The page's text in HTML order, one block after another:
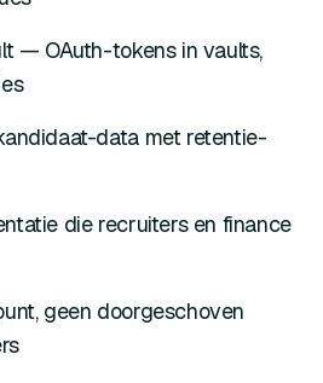
— OAuth-tokens in vaults,
data met retentie-
die recruiters en finance
geen doorgeschoven